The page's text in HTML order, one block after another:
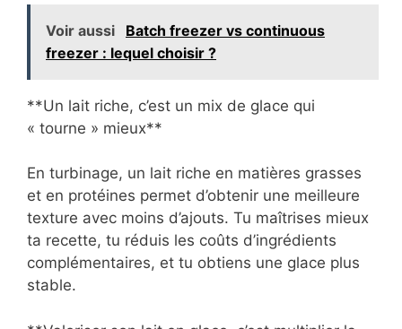
Voir aussi
Batch freezer vs continuous
freezer : lequel choisir ?
**Un lait riche, c’est un mix de glace qui
« tourne » mieux**
En turbinage, un lait riche en matières grasses
et en protéines permet d’obtenir une meilleure
texture avec moins d’ajouts. Tu maîtrises mieux
ta recette, tu réduis les coûts d’ingrédients
complémentaires, et tu obtiens une glace plus
stable.